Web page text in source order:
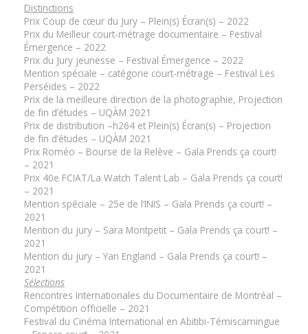
Distinctions
Prix Coup de cœur du Jury – Plein(s) Écran(s) – 2022
Prix du Meilleur court-métrage documentaire – Festival
Émergence – 2022
Prix du Jury jeunesse – Festival Émergence – 2022
Mention spéciale – catégorie court-métrage – Festival Les
Perséides – 2022
Prix de la meilleure direction de la photographie, Projection
de fin d’études – UQÀM 2021
Prix de distribution –h264 et Plein(s) Écran(s) – Projection
de fin d’études – UQÀM 2021
Prix Roméo – Bourse de la Relève – Gala Prends ça court!
– 2021
Prix 40e FCIAT/La Watch Talent Lab – Gala Prends ça court!
– 2021
Mention spéciale – 25e de l’INIS – Gala Prends ça court! –
2021
Mention du jury – Sara Montpetit – Gala Prends ça court! –
2021
Mention du jury – Yan England – Gala Prends ça court! –
2021
Sélections
Rencontres Internationales du Documentaire de Montréal –
Compétition officielle – 2021
Festival du Cinéma International en Abitibi-Témiscamingue